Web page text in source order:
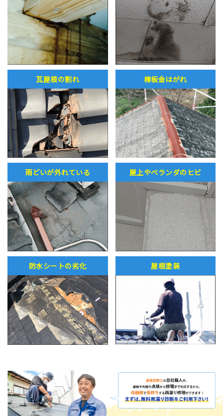
瓦屋根の割れ 棟板金はがれ
雨どいが外れている 屋上やベランダのヒビ
防水シートの劣化 屋根塗装